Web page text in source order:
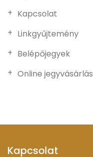
Kapcsolat
Linkgyűjtemény
Belépőjegyek
Online jegyvásárlás
Kapcsolat